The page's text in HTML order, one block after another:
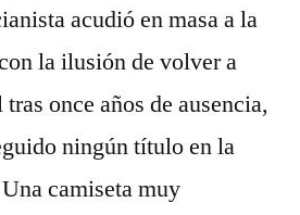
acudió en masa a la
la ilusión de volver a
once años de ausencia,
ningún título en la
camiseta muy